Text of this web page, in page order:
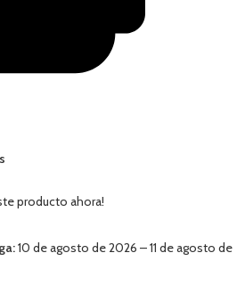
producto ahora!
10 de agosto de 2026 – 11 de agosto de